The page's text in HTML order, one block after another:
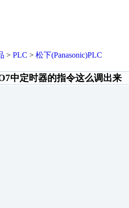
> PLC > 松下(Panasonic)PLC
中定时器的指令这么调出来